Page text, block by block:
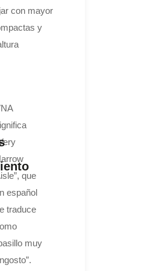
con mayor
y
que
español
traduce
muy